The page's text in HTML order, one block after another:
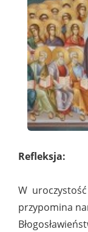
Refleksja:
W uroczystość
przypomina